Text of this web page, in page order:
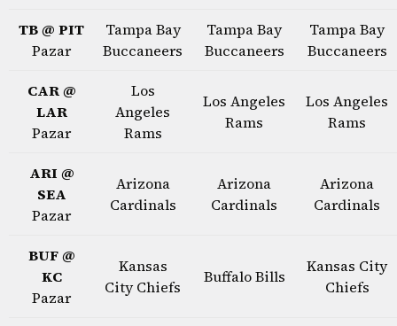
TB @ PIT
Pazar
Tampa Bay
Buccaneers
Tampa Bay
Buccaneers
Tampa Bay
Buccaneers
CAR @
LAR
Pazar
Los
Angeles
Rams
Los Angeles
Rams
Los Angeles
Rams
ARI @
SEA
Pazar
Arizona
Cardinals
Arizona
Cardinals
Arizona
Cardinals
BUF @
KC
Pazar
Kansas
City Chiefs
Buffalo Bills
Kansas City
Chiefs